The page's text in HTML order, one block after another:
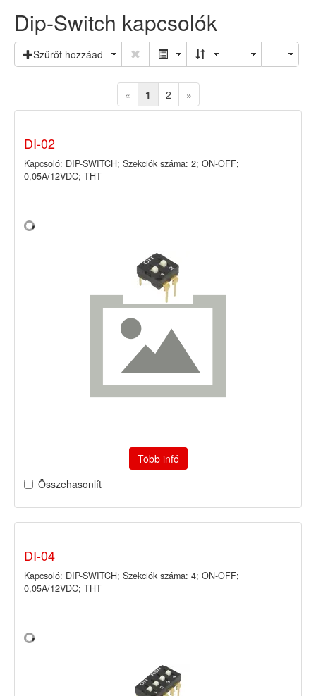
Dip-Switch kapcsolók
Szűrőt hozzáad
« 1 2 »
DI-02
Kapcsoló: DIP-SWITCH; Szekciók száma: 2; ON-OFF;
0,05A/12VDC; THT
Több infó
Összehasonlít
DI-04
Kapcsoló: DIP-SWITCH; Szekciók száma: 4; ON-OFF;
0,05A/12VDC; THT